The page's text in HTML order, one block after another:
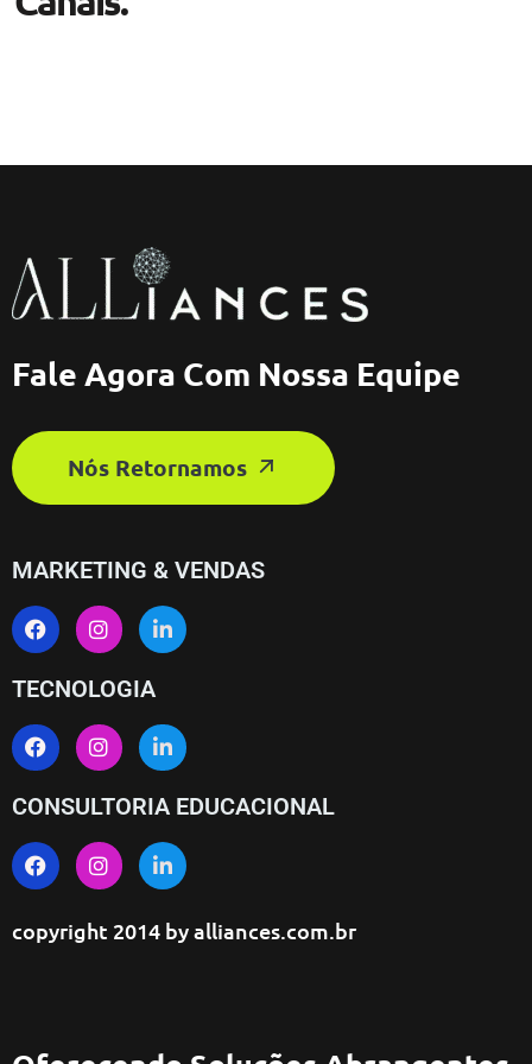
Fale Agora Com Nossa Equipe
Nós Retornamos
MARKETING & VENDAS
TECNOLOGIA
CONSULTORIA EDUCACIONAL
copyright 2014 byalliances.com.br